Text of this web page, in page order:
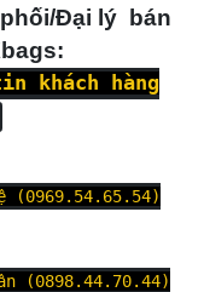
phối/Đại lý bán
khách hàng
(0969.54.65.54)
(0898.44.70.44)